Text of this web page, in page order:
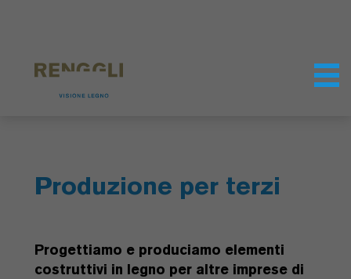
Produzione per terzi
Progettiamo e produciamo elementi
costruttivi in legno per altre imprese di